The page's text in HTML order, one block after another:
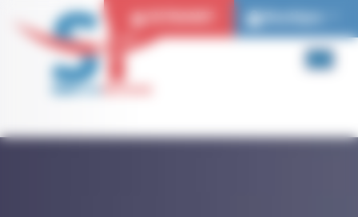
Boutique
EXTRANET
Panneau de gestion des cookies